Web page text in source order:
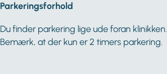
Parkeringsforhold
Du finder parkering lige ude foran klinikken.
Bemærk, at der kun er 2 timers parkering.